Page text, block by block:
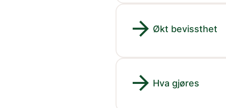
arrow_forward Økt bevissthet
arrow_forward Hva gjøres